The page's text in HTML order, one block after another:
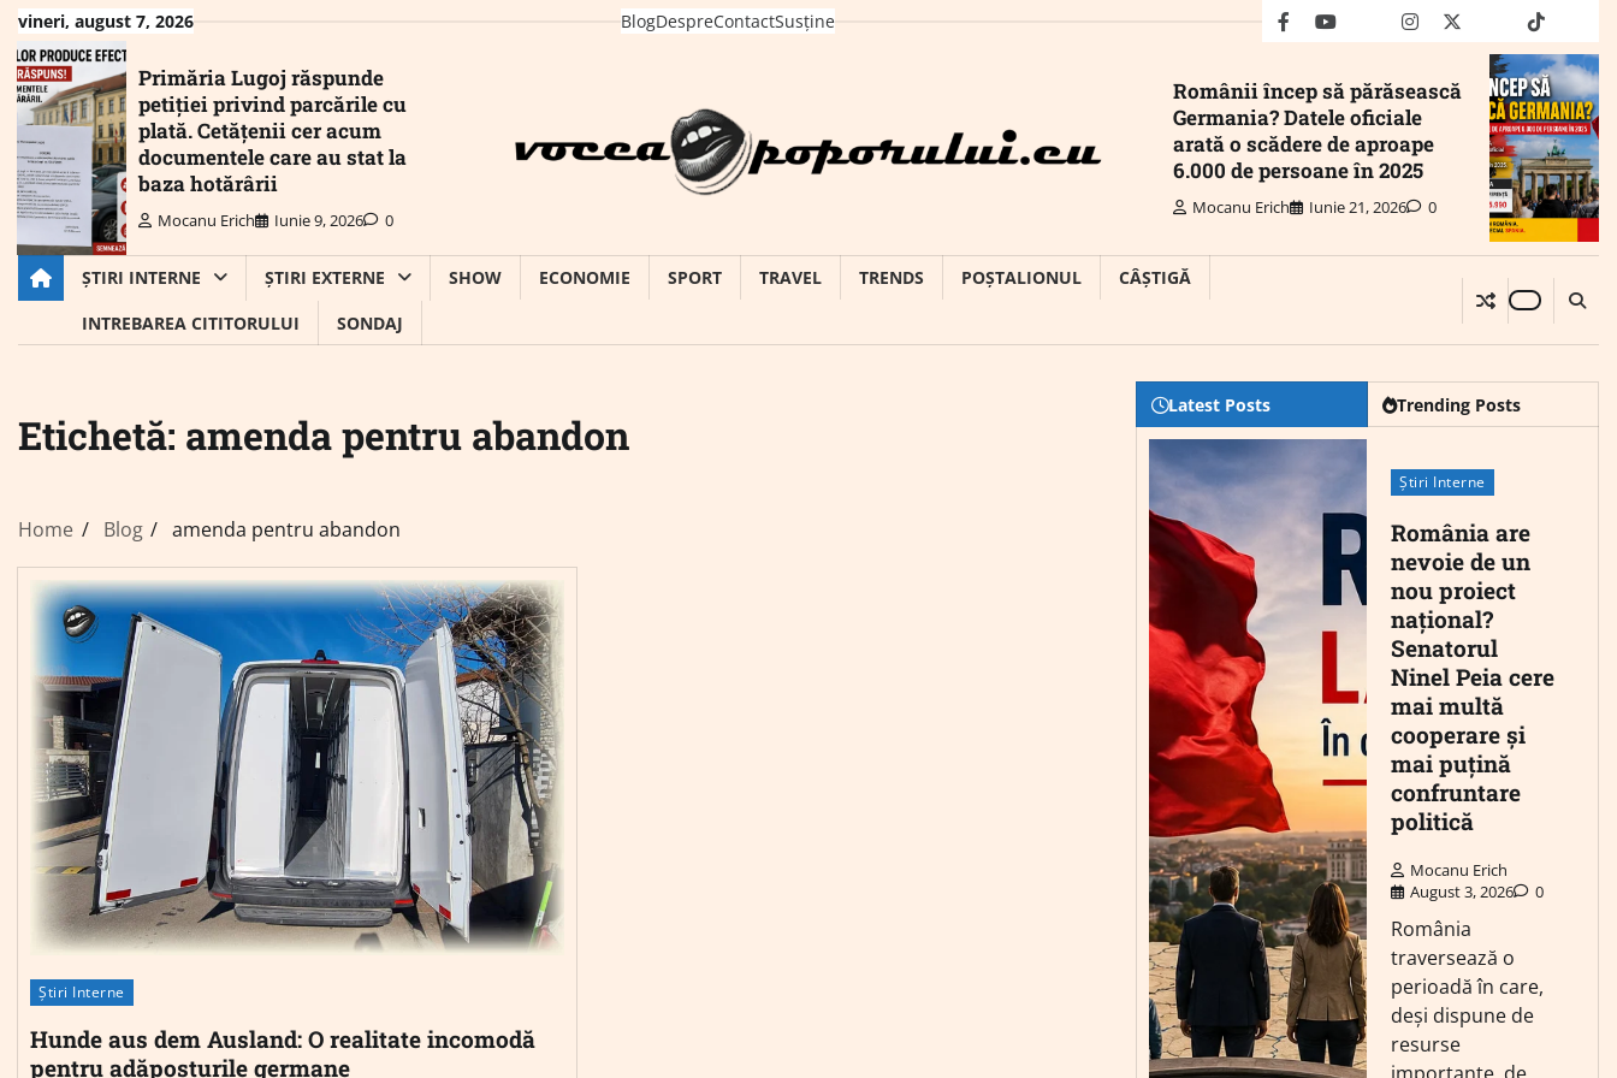
Skip
content
vineri, august 7, 2026 BlogDespreContactSusține facebookyoutubeMailinstagram
twitter truthtiktok
Primăria Lugoj răspunde
petiției privind parcările cu
plată. Cetățenii cer acum
documentele care au stat la
baza hotărârii
Mocanu Erich Iunie 9, 2026 0
Românii încep să părăsească
Germania? Datele oficiale
arată o scădere de aproape
6.000 de persoane în 2025
Mocanu Erich Iunie 21, 2026 0
ȘTIRI INTERNE ȘTIRI EXTERNE SHOW ECONOMIE SPORT TRAVEL TRENDS POȘTALIONUL
CÂȘTIGĂ
INTREBAREA CITITORULUI
SONDAJ
Etichetă: amenda pentru abandon
Home Blog amenda pentru abandon
Știri Interne
Hunde aus dem Ausland: O realitate incomodă
pentru adăposturile germane
Latest Posts Trending Posts
Știri Interne
România are
nevoie de un
nou proiect
național?
Senatorul
Ninel Peia cere
mai multă
cooperare și
mai puțină
confruntare
politică
Mocanu Erich
August 3, 2026
0
România
traversează o
perioadă în care,
deși dispune de
resurse